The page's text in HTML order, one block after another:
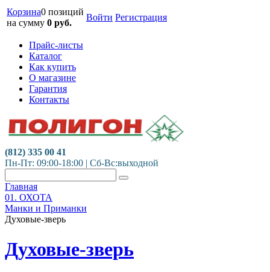
Корзина0 позиций
на сумму 0 руб.
Войти Регистрация
Прайс-листы
Каталог
Как купить
О магазине
Гарантия
Контакты
(812) 335 00 41
Пн-Пт: 09:00-18:00 | Сб-Вс:выходной
Главная
01. ОХОТА
Манки и Приманки
Духовые-зверь
Духовые-зверь